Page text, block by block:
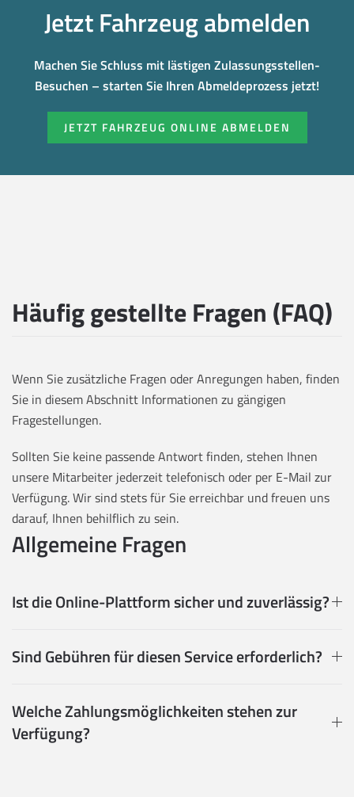
Jetzt Fahrzeug abmelden
Machen Sie Schluss mit lästigen Zulassungsstellen-
Besuchen – starten Sie Ihren Abmeldeprozess jetzt!
JETZT FAHRZEUG ONLINE ABMELDEN
Häufig gestellte Fragen (FAQ)
Wenn Sie zusätzliche Fragen oder Anregungen haben, finden
Sie in diesem Abschnitt Informationen zu gängigen
Fragestellungen.
Sollten Sie keine passende Antwort finden, stehen Ihnen
unsere Mitarbeiter jederzeit telefonisch oder per E-Mail zur
Verfügung. Wir sind stets für Sie erreichbar und freuen uns
darauf, Ihnen behilflich zu sein.
Allgemeine Fragen
Ist die Online-Plattform sicher und zuverlässig?
Sind Gebühren für diesen Service erforderlich?
Welche Zahlungsmöglichkeiten stehen zur
Verfügung?